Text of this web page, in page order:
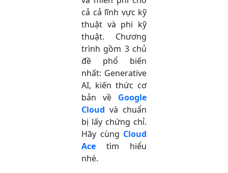
cả cả lĩnh vực kỹ
thuật và phi kỹ
thuật. Chương
trình gồm 3 chủ
đề phổ biến
nhất: Generative
AI, kiến thức cơ
bản về Google
Cloud và chuẩn
bị lấy chứng chỉ.
Hãy cùng Cloud
Ace tìm hiểu
nhé.